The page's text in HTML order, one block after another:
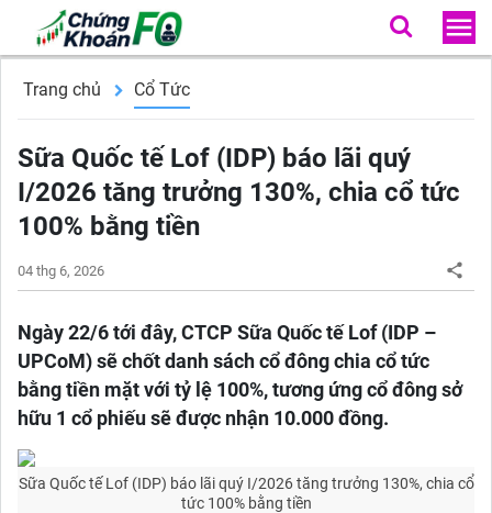
Trang chủ Cổ Tức
Sữa Quốc tế Lof (IDP) báo lãi quý
I/2026 tăng trưởng 130%, chia cổ tức
100% bằng tiền
04 thg 6, 2026
Ngày 22/6 tới đây, CTCP Sữa Quốc tế Lof (IDP –
UPCoM) sẽ chốt danh sách cổ đông chia cổ tức
bằng tiền mặt với tỷ lệ 100%, tương ứng cổ đông sở
hữu 1 cổ phiếu sẽ được nhận 10.000 đồng.
Sữa Quốc tế Lof (IDP) báo lãi quý I/2026 tăng trưởng 130%, chia cổ
tức 100% bằng tiền